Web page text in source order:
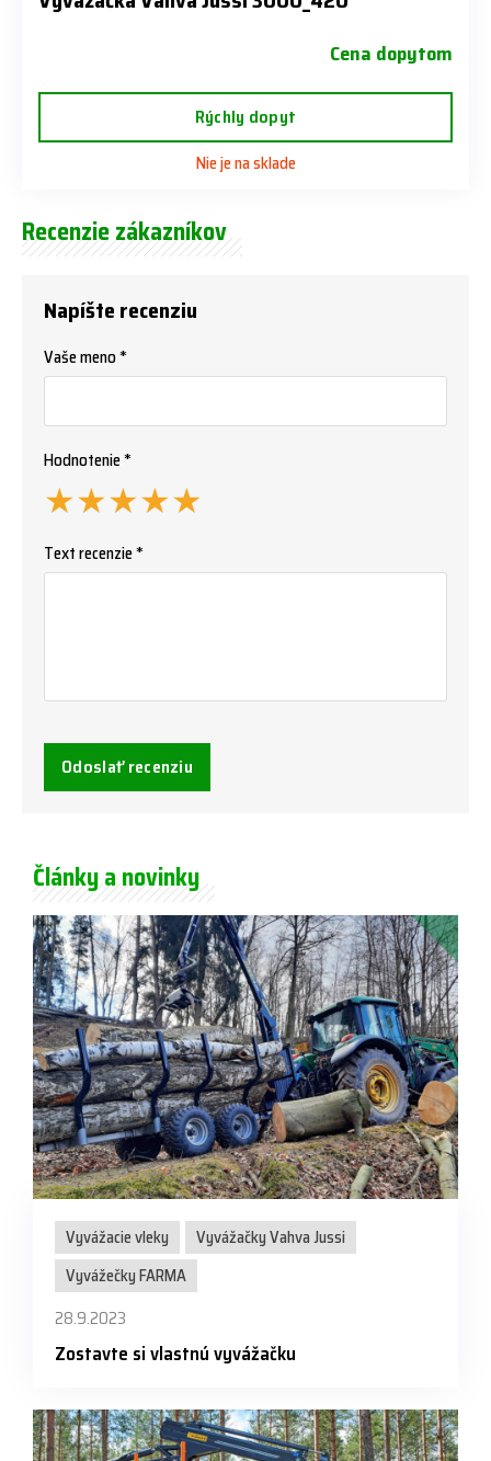
Cena dopytom
Rýchly dopyt
Nie je na sklade
Recenzie zákazníkov
Napíšte recenziu
Vaše meno *
Hodnotenie *
★
★
★
★
★
Text recenzie *
Odoslať recenziu
Články a novinky
Vyvážacie vleky
Vyvážačky Vahva Jussi
Vyvážečky FARMA
28.9.2023
Zostavte si vlastnú vyvážačku